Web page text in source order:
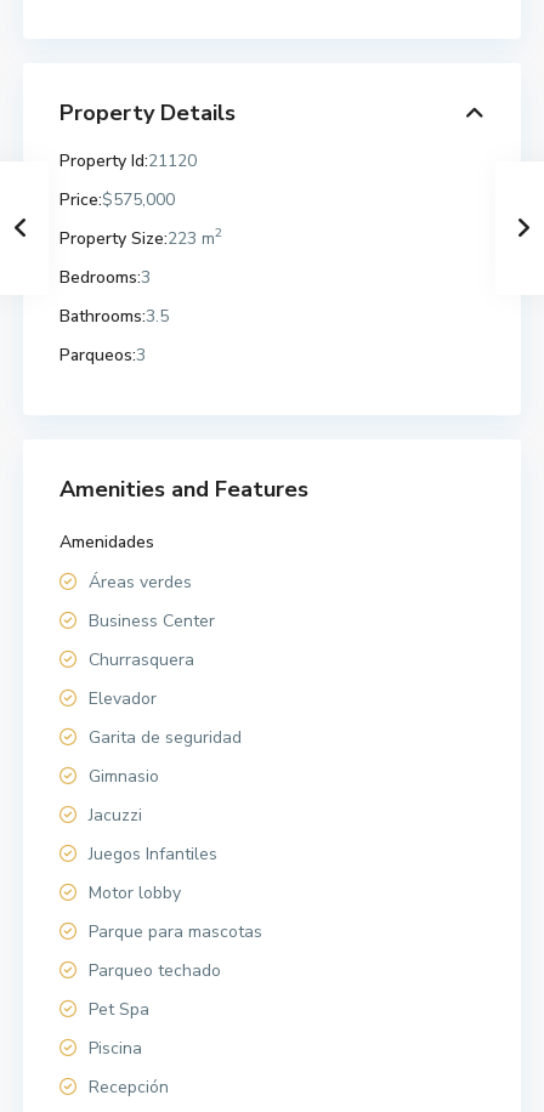
Property Details
Property Id:21120
Price:$575,000
Property Size:223 m2
Bedrooms:3
Bathrooms:3.5
Parqueos:3
Amenities and Features
Amenidades
Áreas verdes
Business Center
Churrasquera
Elevador
Garita de seguridad
Gimnasio
Jacuzzi
Juegos Infantiles
Motor lobby
Parque para mascotas
Parqueo techado
Pet Spa
Piscina
Recepción